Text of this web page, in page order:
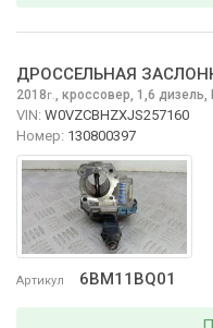
Артикул 6BM11BQ01
ДРОССЕЛЬНАЯ
2018г., кроссовер, 1,6 дизель,
VIN: W0VZCBHZXJS257160
Номер: 130800397